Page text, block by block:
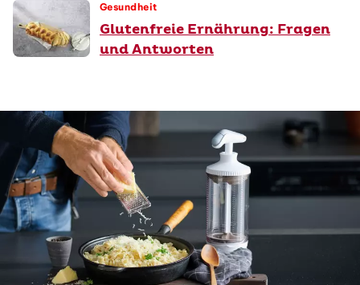
Gesundheit
Glutenfreie Ernährung: Fragen
und Antworten